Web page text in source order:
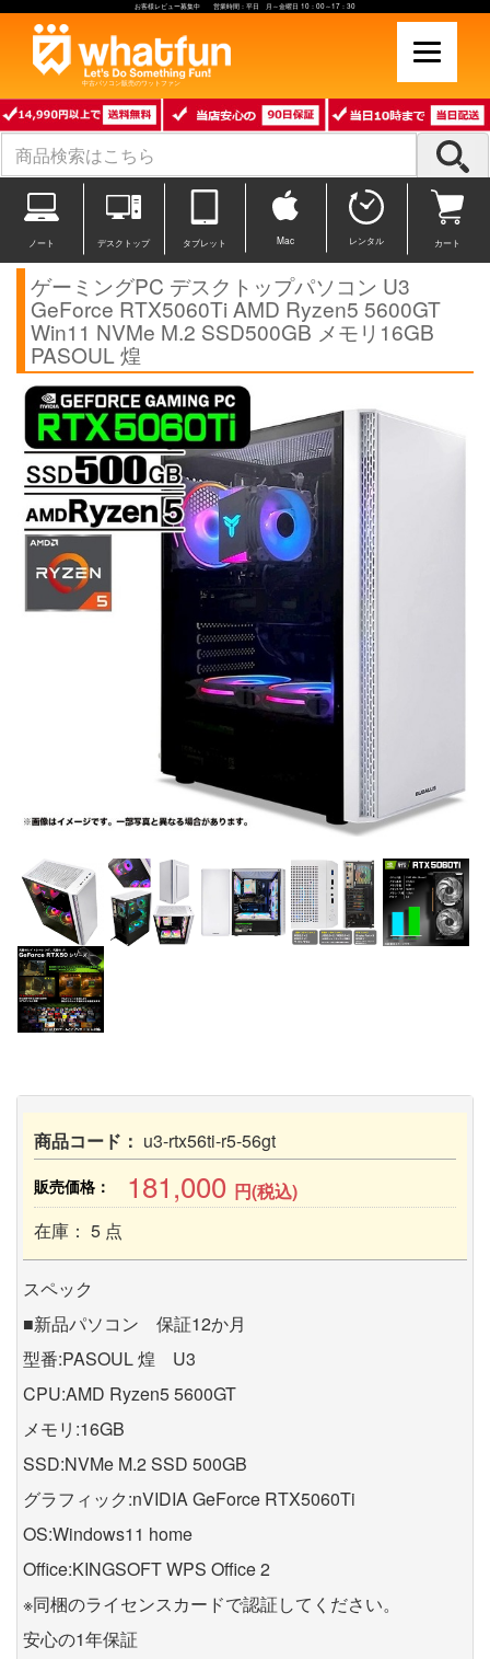
お客様レビュー募集中 営業時間：平日 月～金曜日 10：00～17：30
中古パソコン販売のワットファン
ノート デスクトップ タブレット Mac レンタル カート
ゲーミングPC デスクトップパソコン U3
GeForce RTX5060Ti AMD Ryzen5 5600GT
Win11 NVMe M.2 SSD500GB メモリ16GB
PASOUL 煌
商品コード： u3-rtx56ti-r5-56gt
販売価格： 181,000 円(税込)
在庫： 5 点
スペック
■新品パソコン 保証12か月
型番:PASOUL 煌 U3
CPU:AMD Ryzen5 5600GT
メモリ:16GB
SSD:NVMe M.2 SSD 500GB
グラフィック:nVIDIA GeForce RTX5060Ti
OS:Windows11 home
Office:KINGSOFT WPS Office 2
※同梱のライセンスカードで認証してください。
安心の1年保証